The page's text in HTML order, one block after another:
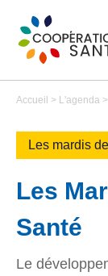
Accueil > L'agenda >
Les mardis
Les
Santé
Le